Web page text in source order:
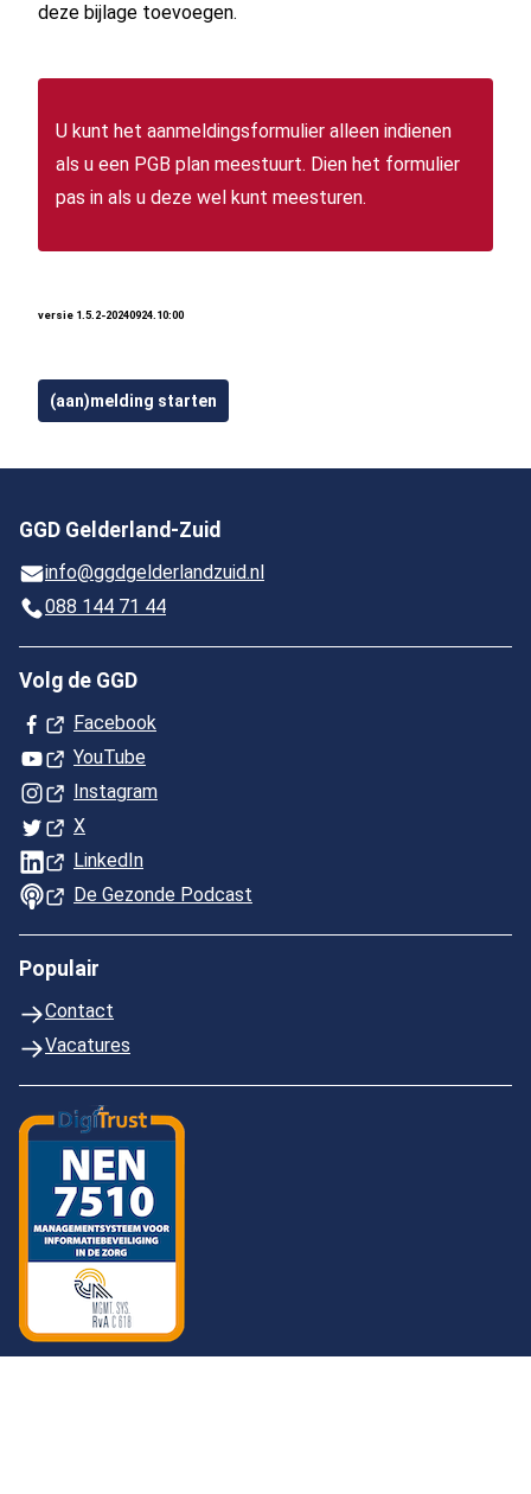
deze bijlage toevoegen.
U kunt het aanmeldingsformulier alleen indienen
als u een PGB plan meestuurt. Dien het formulier
pas in als u deze wel kunt meesturen.
versie 1.5.2-20240924.10:00
(aan)melding starten
GGD Gelderland-Zuid
info@ggdgelderlandzuid.nl
088 144 71 44
Volg de GGD
Facebook
(Opent in een nieuw tabblad)
YouTube
(Opent in een nieuw tabblad)
Instagram
(Opent in een nieuw tabblad)
X
(Opent in een nieuw tabblad)
LinkedIn
(Opent in een nieuw tabblad)
De Gezonde Podcast
(Opent in een nieuw tabblad)
Populair
Contact
Vacatures